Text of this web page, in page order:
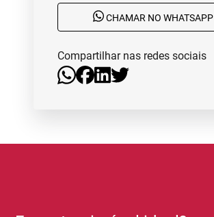
CHAMAR NO WHATSAPP
Compartilhar nas redes sociais